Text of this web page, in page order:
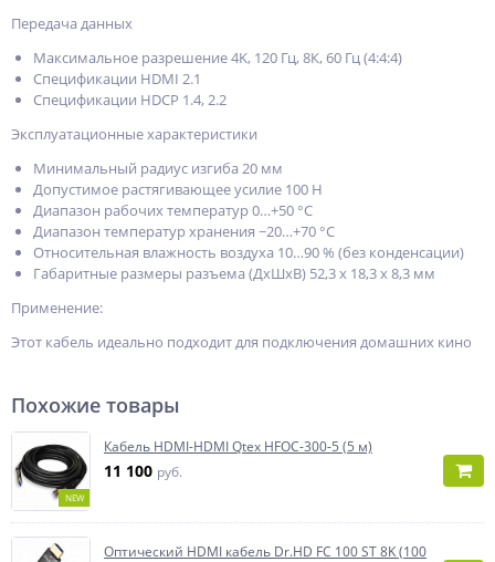
Передача данных
Максимальное разрешение 4K, 120 Гц, 8К, 60 Гц (4:4:4)
Спецификации HDMI 2.1
Спецификации HDCP 1.4, 2.2
Эксплуатационные характеристики
Минимальный радиус изгиба 20 мм
Допустимое растягивающее усилие 100 Н
Диапазон рабочих температур 0…+50 °C
Диапазон температур хранения −20…+70 °C
Относительная влажность воздуха 10…90 % (без конденсации)
Габаритные размеры разъема (ДxШxВ) 52,3 x 18,3 x 8,3 мм
Применение:
Этот кабель идеально подходит для подключения домашних кино
Похожие товары
NEW
Кабель HDMI-HDMI Qtex HFOC-300-5 (5 м)
11 100 руб.
Оптический HDMI кабель Dr.HD FC 100 ST 8K (100